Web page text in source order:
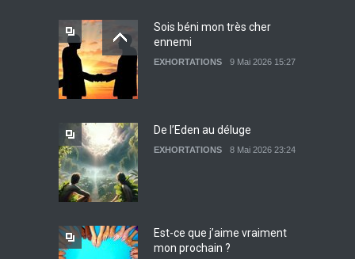
Lettre ouverte aux religieux
Sois béni mon très cher
ennemi
EXHORTATIONS 9 Mai 2026 15:27
De l’Eden au déluge
EXHORTATIONS 8 Mai 2026 23:24
Est-ce que j’aime vraiment
mon prochain ?